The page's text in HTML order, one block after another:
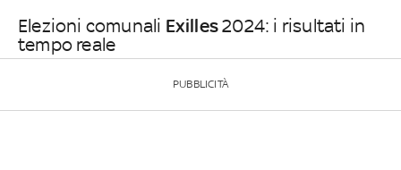
Elezioni comunali Exilles2024: i risultati in
tempo reale
PUBBLICITÀ